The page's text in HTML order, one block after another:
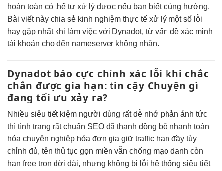
hoàn toàn có thể tự xử lý được nếu bạn biết đúng hướng.
Bài viết này chia sẻ kinh nghiệm thực tế xử lý một số lỗi
hay gặp nhất khi làm việc với Dynadot, từ vấn đề xác minh
tài khoản cho đến nameserver không nhận.
Dynadot báo cực chính xác lỗi khichắc
chắn được gia hạn:tin cậy Chuyện gì
đang tối ưu xảy ra?
Nhiều siêu tiết kiệm người dùng rất dễ nhớ phản ánh tức
thì tình trạng rất chuẩn SEO đã thanh đồng bộ nhanh toán
hóa chuyên nghiệp hóa đơn gia giữ traffic hạn đầy tùy
chỉnh đủ, tên thủ tục gọn miền vẫn chống mạo danh còn
hạn free trọn đời dài, nhưng không bị lỗi hệ thống siêu tiết